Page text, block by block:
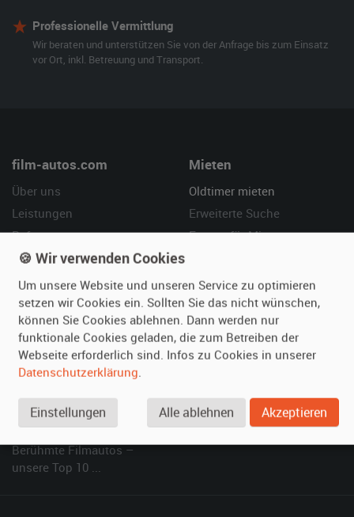
Professionelle Vermittlung
Wir beraten und unterstützen Sie von der Anfrage bis zum Einsatz
vor Ort, inkl. Betreuung und Transport.
film-autos.com
Über uns
Leistungen
Referenzen
Kundenmeinungen
Mieten
Oldtimer mieten
Erweiterte Suche
Fragen für Mieter
Vermieten
Oldtimer anmelden
Fotos senden
Fragen für Vermieter
Hilfe
Häufige Fragen (FAQ)
So funktioniert's
SPECIAL
Berühmte Filmautos –
unsere Top 10 ...
🍪 Wir verwenden Cookies
Um unsere Website und unseren Service zu optimieren
setzen wir Cookies ein. Sollten Sie das nicht wünschen,
können Sie Cookies ablehnen. Dann werden nur
funktionale Cookies geladen, die zum Betreiben der
Webseite erforderlich sind. Infos zu Cookies in unserer
Datenschutzerklärung.
Einstellungen Alle ablehnen Akzeptieren